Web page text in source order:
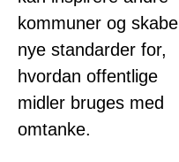
kommuner og skabe
nye standarder for,
hvordan offentlige
midler bruges med
omtanke.